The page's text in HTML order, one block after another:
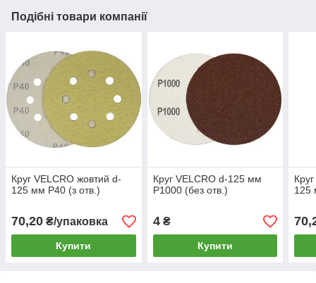
Подібні товари компанії
Круг VELCRO жовтий d-
125 мм P40 (з отв.)
70,20 ₴/упаковка
Купити
Круг VELCRO d-125 мм
P1000 (без отв.)
4₴
Купити
125